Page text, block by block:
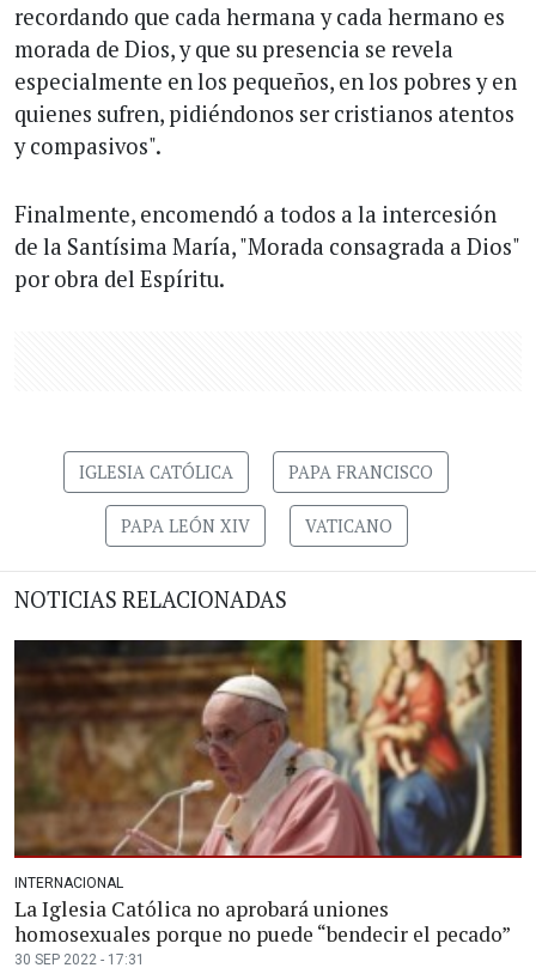
recordando que cada hermana y cada hermano es
morada de Dios, y que su presencia se revela
especialmente en los pequeños, en los pobres y en
quienes sufren, pidiéndonos ser cristianos atentos
y compasivos".
Finalmente, encomendó a todos a la intercesión
de la Santísima María, "Morada consagrada a Dios"
por obra del Espíritu.
IGLESIA CATÓLICA PAPA FRANCISCO
PAPA LEÓN XIV VATICANO
NOTICIAS RELACIONADAS
INTERNACIONAL
La Iglesia Católica no aprobará uniones
homosexuales porque no puede “bendecir el pecado”
30 SEP 2022 - 17:31